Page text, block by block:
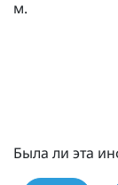
м.
Была ли эта